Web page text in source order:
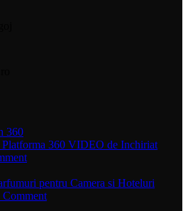
360 VIDEO de Inchiriat
pentru Camera si Hoteluri
Comment